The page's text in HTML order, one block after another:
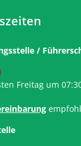
/
Öffnungs-
Freitag um